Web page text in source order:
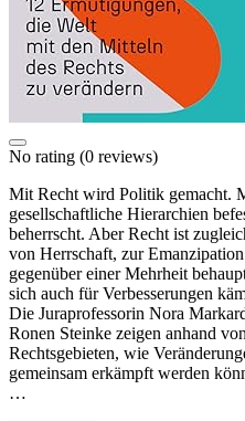
No rating (0 reviews)
Mit Recht wird Politik gemacht.
gesellschaftliche Hierarchien
beherrscht. Aber Recht ist
von Herrschaft, zur
gegenüber einer Mehrheit
sich auch für Verbesserungen
Die Juraprofessorin Nora
Ronen Steinke zeigen anhand
Rechtsgebieten, wie
gemeinsam erkämpft werden
…